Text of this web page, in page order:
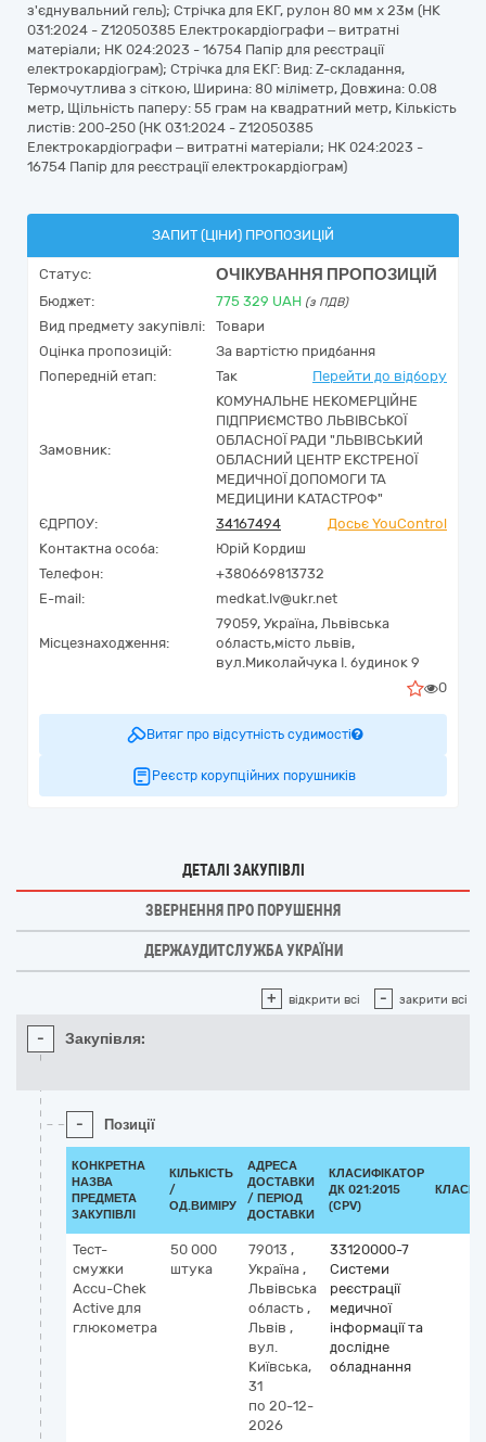
з'єднувальний гель); Стрічка для ЕКГ, рулон 80 мм x 23м (НК
031:2024 - Z12050385 Електрокардіографи – витратні
матеріали; НК 024:2023 - 16754 Папір для реєстрації
електрокардіограм); Стрічка для ЕКГ: Вид: Z-складання,
Термочутлива з сіткою, Ширина: 80 міліметр, Довжина: 0.08
метр, Щільність паперу: 55 грам на квадратний метр, Кількість
листів: 200-250 (НК 031:2024 - Z12050385
Електрокардіографи – витратні матеріали; НК 024:2023 -
16754 Папір для реєстрації електрокардіограм)
ЗАПИТ (ЦІНИ) ПРОПОЗИЦІЙ
Статус: ОЧІКУВАННЯ ПРОПОЗИЦІЙ
Бюджет: 775 329 UAH (з ПДВ)
Вид предмету закупівлі:
Товари
Оцінка пропозицій:
За вартістю придбання
Попередній етап:
Так Перейти до відбору
Замовник:
КОМУНАЛЬНЕ НЕКОМЕРЦІЙНЕ
ПІДПРИЄМСТВО ЛЬВІВСЬКОЇ
ОБЛАСНОЇ РАДИ "ЛЬВІВСЬКИЙ
ОБЛАСНИЙ ЦЕНТР ЕКСТРЕНОЇ
МЕДИЧНОЇ ДОПОМОГИ ТА
МЕДИЦИНИ КАТАСТРОФ"
ЄДРПОУ:
34167494
Досьє YouControl
Контактна особа:
Юрій Кордиш
Телефон:
+380669813732
E-mail:
medkat.lv@ukr.net
Місцезнаходження:
79059, Україна, Львівська
область,місто львів,
вул.Миколайчука І. будинок 9
0
Витяг про відсутність судимості
Реєстр корупційних порушників
ДЕТАЛІ ЗАКУПІВЛІ
ЗВЕРНЕННЯ ПРО ПОРУШЕННЯ
ДЕРЖАУДИТСЛУЖБА УКРАЇНИ
+ відкрити всі - закрити всі
- Закупівля:
- Позиції
КОНКРЕТНА
НАЗВА
ПРЕДМЕТА
ЗАКУПІВЛІ
КІЛЬКІСТЬ
/
ОД.ВИМІРУ
АДРЕСА
ДОСТАВКИ
/ ПЕРІОД
ДОСТАВКИ
КЛАСИФІКАТОР
ДК 021:2015
(CPV)
Тест-
смужки
Accu-Chek
Active для
глюкометра
50 000
штука
79013 ,
Україна ,
Львівська
область ,
Львів ,
вул.
Київська,
31
по 20-12-
2026
33120000-7
Системи
реєстрації
медичної
інформації та
дослідне
обладнання